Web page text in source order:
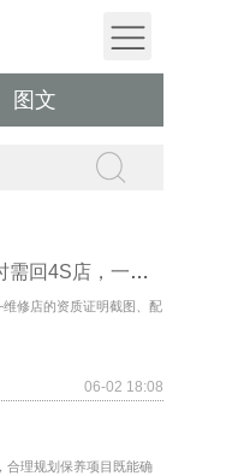
图文
新车保养避坑指南：何时可去外店、何时需回4S店，一文说清
修店的资质证明截图、配
06-02 18:08
合理规划保养项目既能确